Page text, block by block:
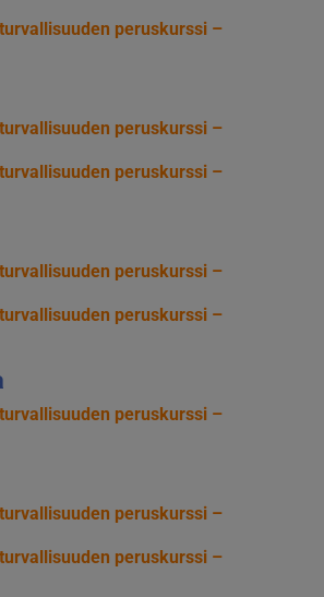
peruskurssi –
peruskurssi –
peruskurssi –
peruskurssi –
peruskurssi –
peruskurssi –
peruskurssi –
peruskurssi –